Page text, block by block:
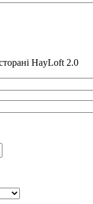
HayLoft 2.0